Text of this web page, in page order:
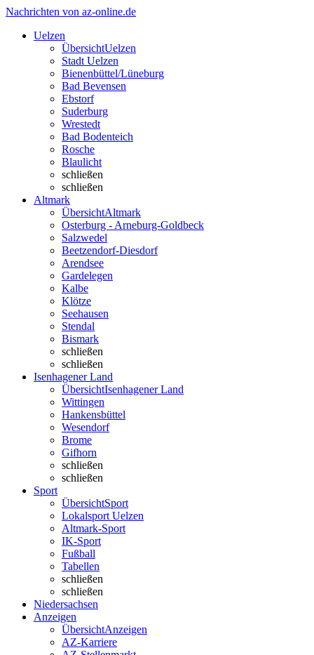
Nachrichten von az-online.de
Uelzen
ÜbersichtUelzen
Stadt Uelzen
Bienenbüttel/Lüneburg
Bad Bevensen
Ebstorf
Suderburg
Wrestedt
Bad Bodenteich
Rosche
Blaulicht
schließen
schließen
Altmark
ÜbersichtAltmark
Osterburg - Arneburg-Goldbeck
Salzwedel
Beetzendorf-Diesdorf
Arendsee
Gardelegen
Kalbe
Klötze
Seehausen
Stendal
Bismark
schließen
schließen
Isenhagener Land
ÜbersichtIsenhagener Land
Wittingen
Hankensbüttel
Wesendorf
Brome
Gifhorn
schließen
schließen
Sport
ÜbersichtSport
Lokalsport Uelzen
Altmark-Sport
IK-Sport
Fußball
Tabellen
schließen
schließen
Niedersachsen
Anzeigen
ÜbersichtAnzeigen
AZ-Karriere